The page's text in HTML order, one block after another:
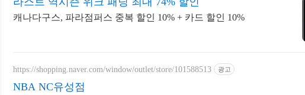
캐나다구스, 파라점퍼스 중복 할인 10% + 카드 할인 10%
https://shopping.naver.com/window/outlet/store/101588513 광고
NBA NC유성점